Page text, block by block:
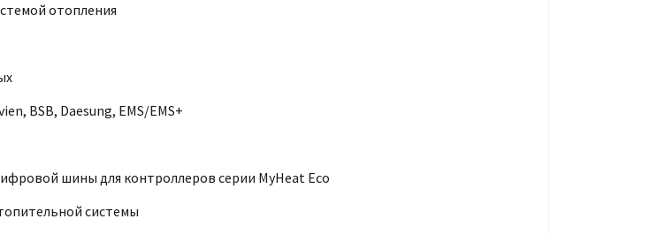
отопления
BSB, Daesung, EMS/EMS+
шины для контроллеров серии MyHeat Eco
системы